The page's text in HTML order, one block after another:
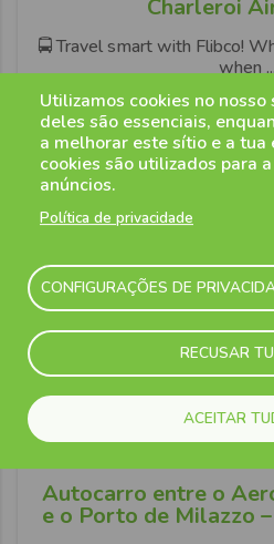
Utilizamos cookies no
deles são essenciais,
a melhorar este sítio e a tua
cookies são utilizados para
anúncios.
Política de privacidade
CONFIGURAÇÕES DE
RECUSAR
ACEITAR
Charleroi
🚍 Travel smart with Flibco!
when
Ler
Autocarro entre o
e o Porto de Milazzo